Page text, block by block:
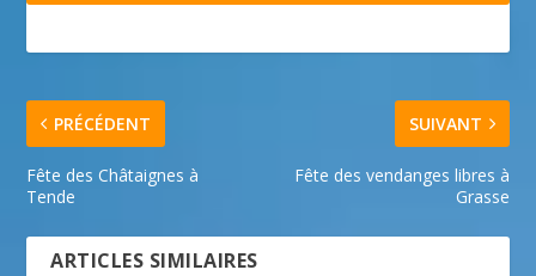
PRÉCÉDENT
Fête des Châtaignes à
Tende
SUIVANT
Fête des vendanges libres à
Grasse
ARTICLES SIMILAIRES